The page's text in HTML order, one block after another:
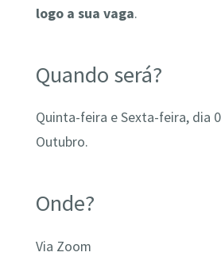
logo a sua vaga.
Quando será?
Quinta-feira e Sexta-feira, dia
Outubro.
Onde?
Via Zoom